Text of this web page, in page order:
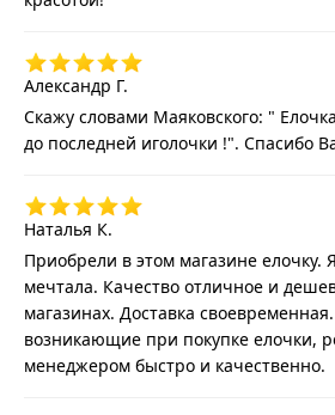
Александр Г.
Скажу словами Маяковского: "
до последней иголочки !". Спасибо
Наталья К.
Приобрели в этом магазине елочку.
мечтала. Качество отличное и
магазинах. Доставка
возникающие при покупке елочки,
менеджером быстро и качественно.